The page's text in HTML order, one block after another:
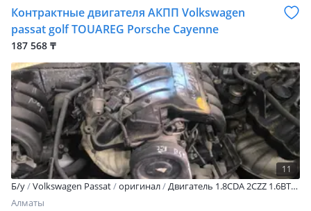
Контрактные двигателя АКПП Volkswagen
passat golf TOUAREG Porsche Cayenne
187 568 ₸
11
Б/y Volkswagen Passat оригинал
Двигатель 1.8CDA 2CZZ 1.6BTS 1.6BSE 2AZJ 1.8UM 2.8AMX 1.4BUD 2AXW 1.8ADR 2ALT 3.6BHK так же АКПП на автомашины Volkswagen Porsche Все агрегаты на прямую с Японии с минимальным пробегом готовые к установки При покупки у нас агрегата вы получаете бесплатную установку, так же бонусом такие расходники: 1. Масло 2. Масляный фильтр 3. Антифриз На каждый купленный агрегат мы предоставляем гарантию на стук, маложер, задымление Установка возможна в день обращения, утром приехали вечером уехали Так же поможем с транспортировкой вашего авто к нам на сервис по низким ценам в городе Данные агрегаты устанавливались на следующий модельный ряд: Volkswagen passat B5 B5 + B6 B7 Volkswagen golf 4 5 Volkswagen TIGUAN Volkswagen TOUAREG Volkswagen BEETLE Volkswagen JETTA Volkswagen POLO Volkswagen CADDY Porsche Cayenne
Алматы